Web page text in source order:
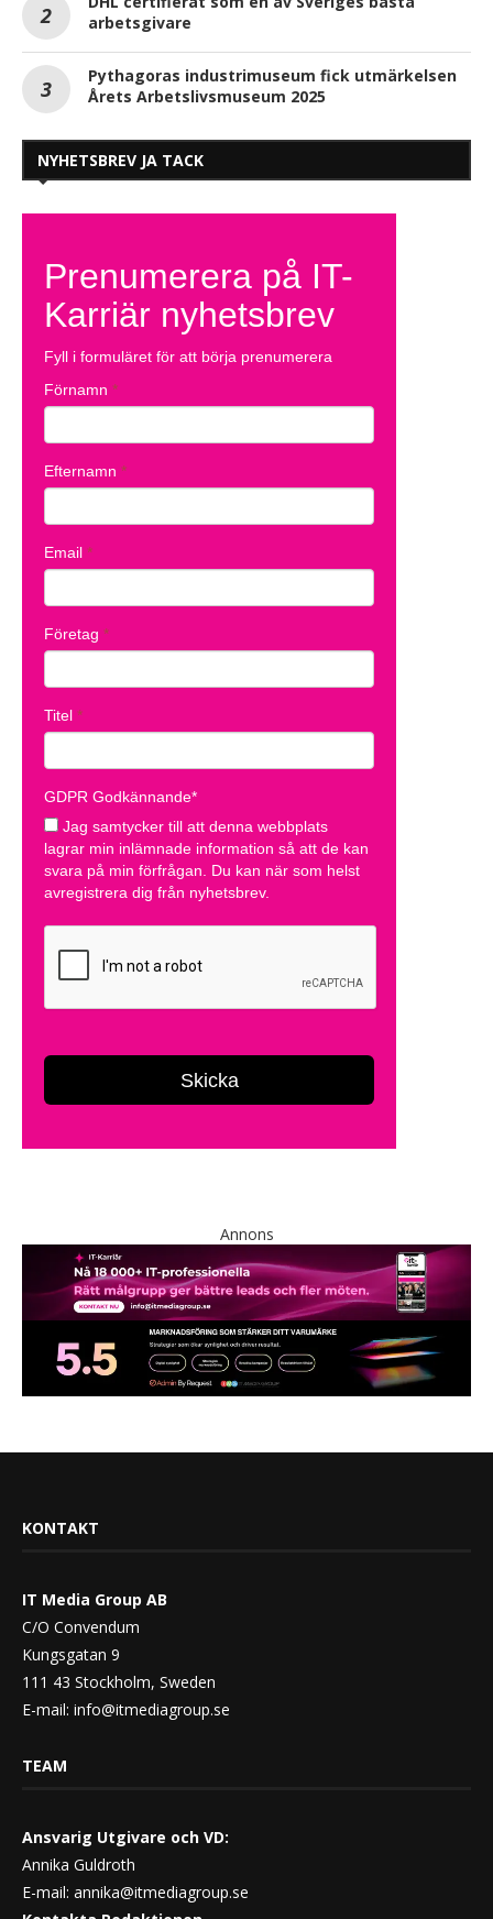
arbetsgivare
Pythagoras industrimuseum fick utmärkelsen
Årets Arbetslivsmuseum 2025
NYHETSBREV JA TACK
Annons
KONTAKT
IT Media Group AB
C/O Convendum
Kungsgatan 9
111 43 Stockholm, Sweden
E-mail: info@itmediagroup.se
TEAM
Ansvarig Utgivare och VD:
Annika Guldroth
E-mail: annika@itmediagroup.se